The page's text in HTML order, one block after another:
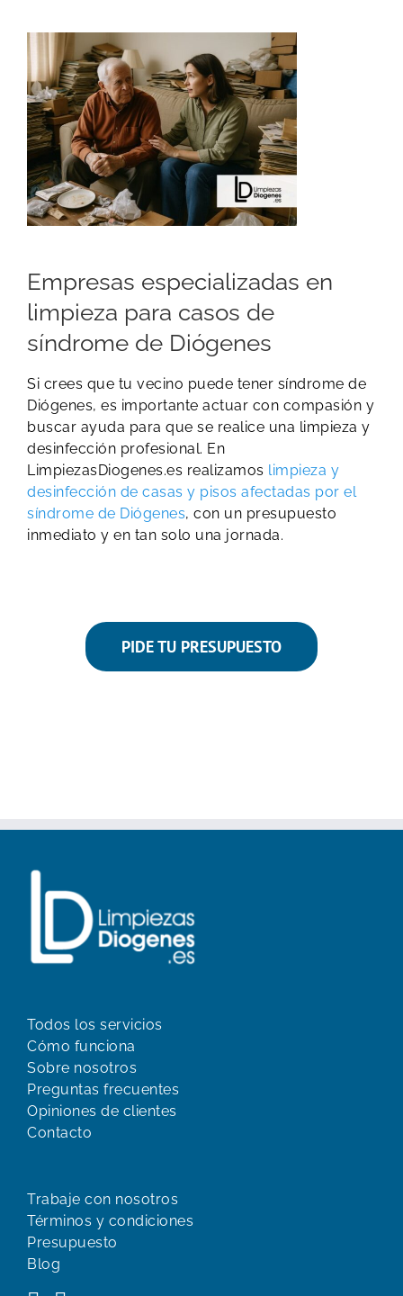
Empresas especializadas en
limpieza para casos de
síndrome de Diógenes
Si crees que tu vecino puede tener síndrome de
Diógenes, es importante actuar con compasión y
buscar ayuda para que se realice una limpieza y
desinfección profesional. En
LimpiezasDiogenes.es realizamos limpieza y
desinfección de casas y pisos afectadas por el
síndrome de Diógenes, con un presupuesto
inmediato y en tan solo una jornada.
PIDE TU PRESUPUESTO
Todos los servicios
Cómo funciona
Sobre nosotros
Preguntas frecuentes
Opiniones de clientes
Contacto
Trabaje con nosotros
Términos y condiciones
Presupuesto
Blog